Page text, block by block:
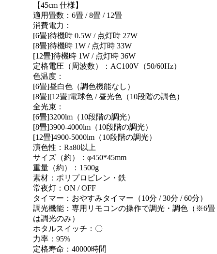
【45cm 仕様】
適用畳数：6畳 / 8畳 / 12畳
消費電力：
[6畳]待機時 0.5W / 点灯時 27W
[8畳]待機時 1W / 点灯時 33W
[12畳]待機時 1W / 点灯時 36W
定格電圧（周波数）：AC100V（50/60Hz）
色温度：
[6畳]昼白色（調色機能なし）
[8畳][12畳]電球色 / 昼光色（10段階の調色）
全光束：
[6畳]3200lm（10段階の調光）
[8畳]3900-4000lm（10段階の調光）
[12畳]4900-5000lm（10段階の調光）
演色性：Ra80以上
サイズ（約）：φ450*45mm
重量（約）：1500g
素材：ポリプロピレン・鉄
常夜灯：ON / OFF
タイマー：おやすみタイマー（10分 / 30分 / 60分）
調光機能：専用リモコンの操作で調光・調色（※6畳
は調光のみ）
ホタルスイッチ：〇
力率：95%
定格寿命：40000時間